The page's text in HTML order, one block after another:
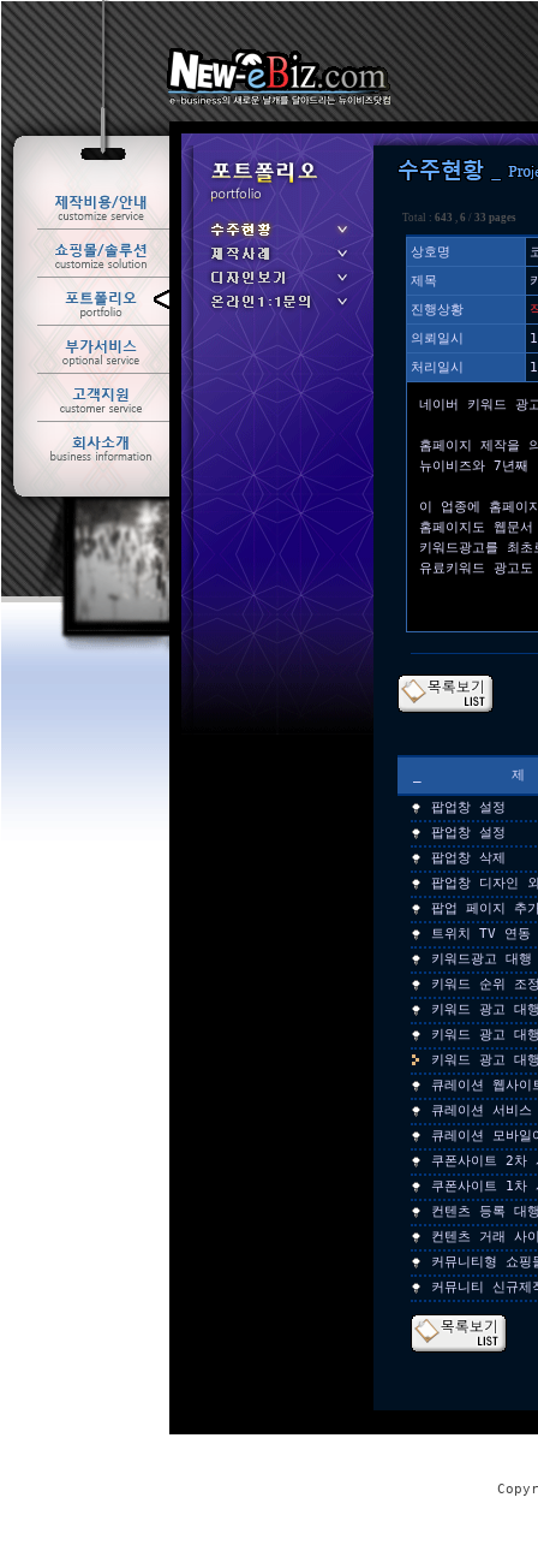
Total : 643 , 6 / 33 pages
상호명
제목
진행상황
의뢰일시
처리일시
네이버 키워드 광
홈페이지 제작을
뉴이비즈와 7년째
이 업종에 홈페이
홈페이지도 웹문
키워드광고를 최
유료키워드 광고
팝업창 설정
팝업창 설정
팝업창 삭제
팝업창 디자인
팝업 페이지 추
트위치 TV 연동
키워드광고 대행
키워드 순위 조
키워드 광고 대
키워드 광고 대
키워드 광고 대
큐레이션 웹사이
큐레이션 서비스
큐레이션 모바일
쿠폰사이트 2차
쿠폰사이트 1차
컨텐츠 등록 대
컨텐츠 거래 사
커뮤니티형 쇼핑
커뮤니티 신규제
ㆍ 수주현황
ㆍ 제작사례